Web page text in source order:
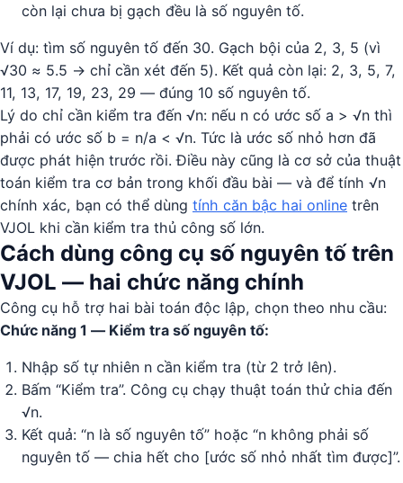
còn lại chưa bị gạch đều là số nguyên tố.
Ví dụ: tìm số nguyên tố đến 30. Gạch bội của 2, 3, 5 (vì
√30 ≈ 5.5 → chỉ cần xét đến 5). Kết quả còn lại: 2, 3, 5, 7,
11, 13, 17, 19, 23, 29 — đúng 10 số nguyên tố.
Lý do chỉ cần kiểm tra đến √n: nếu n có ước số a > √n thì
phải có ước số b = n/a < √n. Tức là ước số nhỏ hơn đã
được phát hiện trước rồi. Điều này cũng là cơ sở của thuật
toán kiểm tra cơ bản trong khối đầu bài — và để tính √n
chính xác, bạn có thể dùng tính căn bậc hai online trên
VJOL khi cần kiểm tra thủ công số lớn.
Cách dùng công cụ số nguyên tố trên
VJOL — hai chức năng chính
Công cụ hỗ trợ hai bài toán độc lập, chọn theo nhu cầu:
Chức năng 1 — Kiểm tra số nguyên tố:
Nhập số tự nhiên n cần kiểm tra (từ 2 trở lên).
Bấm “Kiểm tra”. Công cụ chạy thuật toán thử chia đến
√n.
Kết quả: “n là số nguyên tố” hoặc “n không phải số
nguyên tố — chia hết cho [ước số nhỏ nhất tìm được]”.